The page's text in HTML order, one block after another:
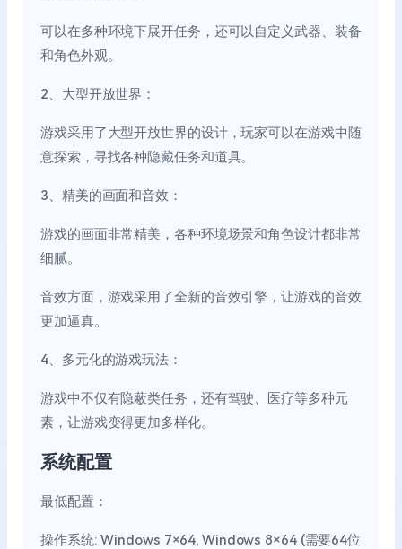
可以在多种环境下展开任务，还可以自定义武器、装备
和角色外观。
2、大型开放世界：
游戏采用了大型开放世界的设计，玩家可以在游戏中随
意探索，寻找各种隐藏任务和道具。
3、精美的画面和音效：
游戏的画面非常精美，各种环境场景和角色设计都非常
细腻。
音效方面，游戏采用了全新的音效引擎，让游戏的音效
更加逼真。
4、多元化的游戏玩法：
游戏中不仅有隐蔽类任务，还有驾驶、医疗等多种元
素，让游戏变得更加多样化。
系统配置
最低配置：
操作系统: Windows 7×64, Windows 8×64 (需要64位